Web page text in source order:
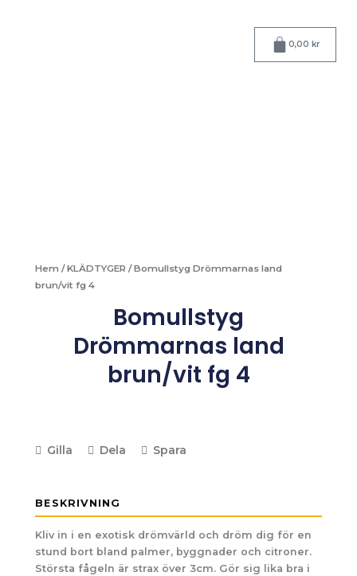
0,00 kr
Varukorg
Hem /KLÄDTYGER / Bomullstyg Drömmarnas land
brun/vit fg 4
Bomullstyg
Drömmarnas land
brun/vit fg 4
Gilla Dela Spara
BESKRIVNING
Kliv in i en exotisk drömvärld och dröm dig för en
stund bort bland palmer, byggnader och citroner.
Största fågeln är strax över 3cm. Gör sig lika bra i